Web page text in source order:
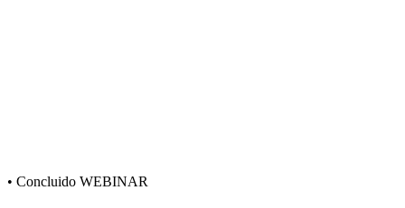
• Concluido WEBINAR